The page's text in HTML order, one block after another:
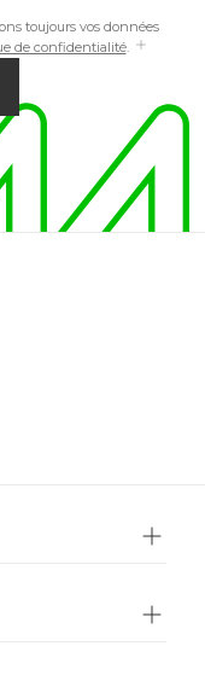
toujours vos données
de confidentialité.